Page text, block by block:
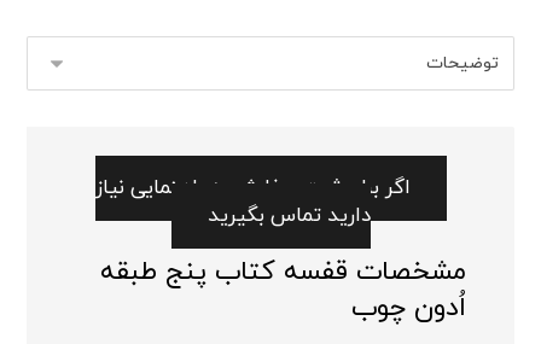
اگر برای ثبت سفارش به راهنمایی نیاز
دارید تماس بگیرید
مشخصات قفسه کتاب پنج طبقه
اُدون چوب